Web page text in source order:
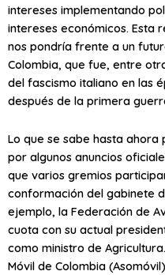
intereses implementando
intereses económicos. Esta
nos pondría frente a un
Colombia, que fue, entre
del fascismo italiano en las
después de la primera
Lo que se sabe hasta ahora
por algunos anuncios
que varios gremios
conformación del gabinete
ejemplo, la Federación de
cuota con su actual
como ministro de
Móvil de Colombia